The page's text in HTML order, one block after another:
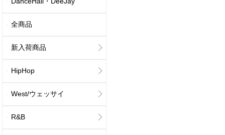
全商品
新入荷商品
HipHop
West/ウェッサイ
R&B